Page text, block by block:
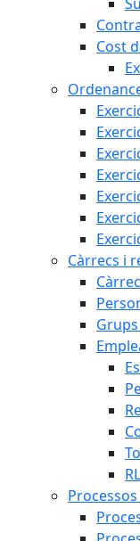
Cost
Càrrecs i